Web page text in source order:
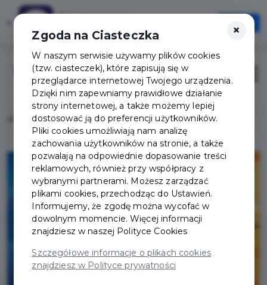
Szybciej, wygodniej, zawsze pod ręką
Otwórz
Zaloguj
Home Lista aktualności Twoja Augustowska Karta
×
Zgoda na Ciasteczka
W naszym serwisie używamy plików cookies
(tzw. ciasteczek), które zapisują się w
przeglądarce internetowej Twojego urządzenia.
Dzięki nim zapewniamy prawidłowe działanie
strony internetowej, a także możemy lepiej
dostosować ją do preferencji użytkowników.
Pliki cookies umożliwiają nam analizę
zachowania użytkowników na stronie, a także
pozwalają na odpowiednie dopasowanie treści
reklamowych, również przy współpracy z
wybranymi partnerami. Możesz zarządzać
plikami cookies, przechodząc do Ustawień.
Informujemy, że zgodę można wycofać w
dowolnym momencie. Więcej informacji
znajdziesz w naszej Polityce Cookies
Szczegółowe informacje o plikach cookies
znajdziesz w Polityce prywatności